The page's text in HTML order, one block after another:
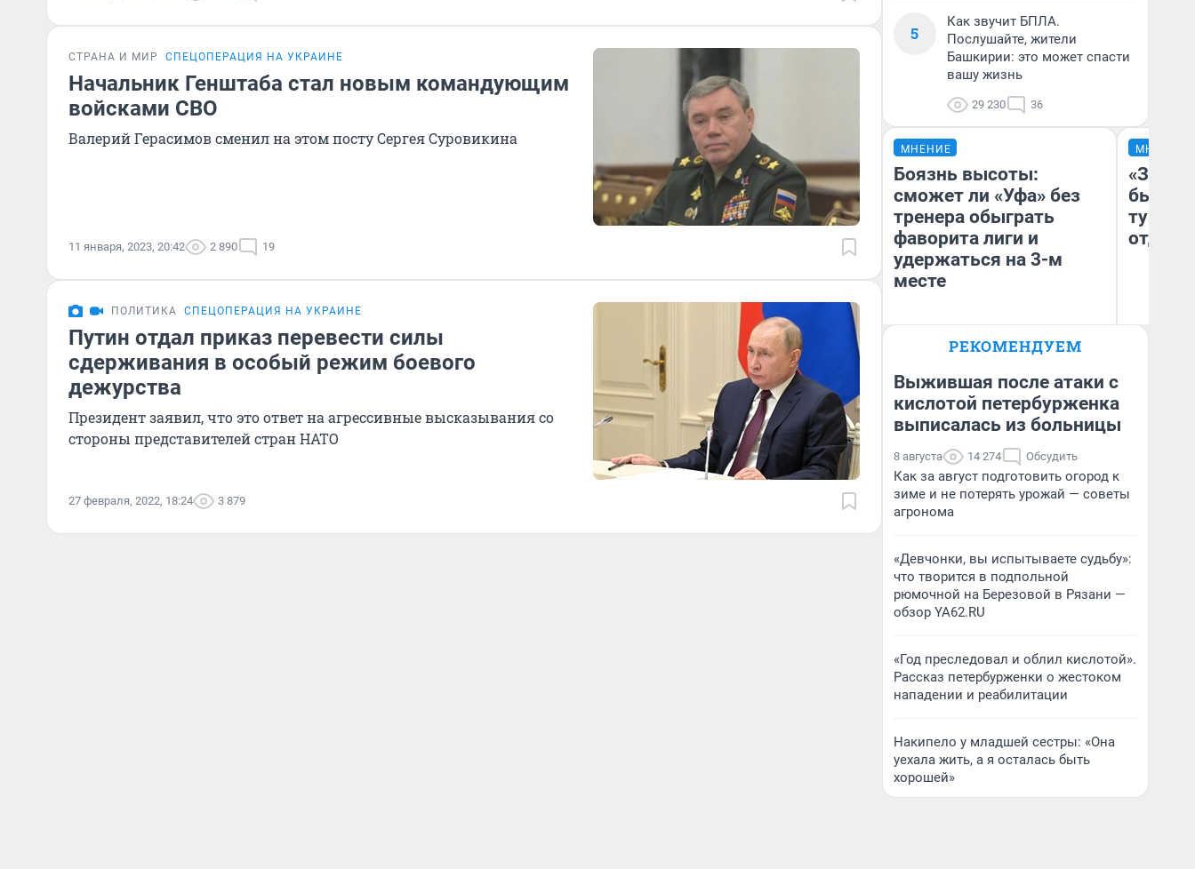
СТРАНА И МИР СПЕЦОПЕРАЦИЯ НА УКРАИНЕ
Начальник Генштаба стал новым командующим
войсками СВО
Валерий Герасимов сменил на этом посту Сергея Суровикина
11 января, 2023, 20:42 2 890 19
ПОЛИТИКА СПЕЦОПЕРАЦИЯ НА УКРАИНЕ
Путин отдал приказ перевести силы
сдерживания в особый режим боевого
дежурства
Президент заявил, что это ответ на агрессивные высказывания со
стороны представителей стран НАТО
27 февраля, 2022, 18:24 3 879
5
Как звучит БПЛА.
Послушайте, жители
Башкирии: это может спасти
вашу жизнь
29 230 36
МНЕНИЕ
Боязнь высоты:
сможет ли «Уфа» без
тренера обыграть
фаворита лиги и
удержаться на 3-м
месте
Антон Селиверстов
МНЕНИЕ
«За
были
РЕКОМЕНДУЕМ
Выжившая после атаки с
кислотой петербурженка
выписалась из больницы
8 августа 14 274 Обсудить
Как за август подготовить огород к
зиме и не потерять урожай — советы
агронома
«Девчонки, вы испытываете судьбу»:
что творится в подпольной
рюмочной на Березовой в Рязани —
обзор YA62.RU
«Год преследовал и облил кислотой».
Рассказ петербурженки о жестоком
нападении и реабилитации
Накипело у младшей сестры: «Она
уехала жить, а я осталась быть
хорошей»